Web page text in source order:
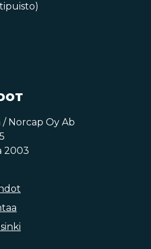
Norcap Oy Ab
2003